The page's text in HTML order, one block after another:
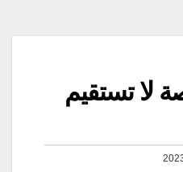
لا تستقيم